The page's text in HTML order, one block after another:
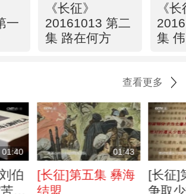
一
《长征》
20161013 第二
集 路在何方
《
集
查看更多
01:40
伯
人
01:43
[长征]第五集 彝海
结盟
[长征]
争取